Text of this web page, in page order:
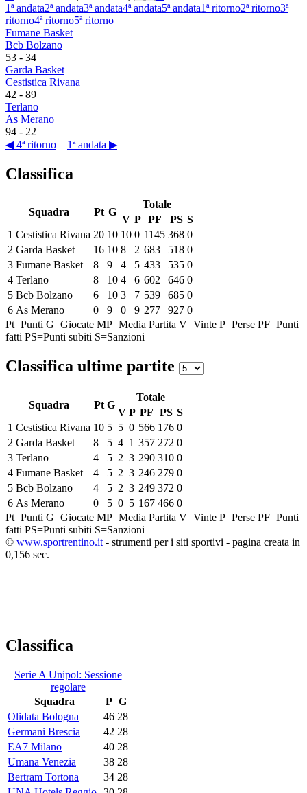
1ª andata2ª andata3ª andata4ª andata5ª andata1ª ritorno2ª ritorno3ª
ritorno4ª ritorno5ª ritorno
Fumane Basket
Bcb Bolzano
53 - 34
Garda Basket
Cestistica Rivana
42 - 89
Terlano
As Merano
94 - 22
◀ 4ª ritorno
1ª andata ▶
Classifica
Squadra Pt G
Totale
V P PF PS S
1 Cestistica Rivana 20 10 10 0 1145 368 0
2 Garda Basket 16 10 8 2 683 518 0
3 Fumane Basket 8 9 4 5 433 535 0
4 Terlano 8 10 4 6 602 646 0
5 Bcb Bolzano 6 10 3 7 539 685 0
6 As Merano 0 9 0 9 277 927 0
Pt=Punti G=Giocate MP=Media Partita V=Vinte P=Perse PF=Punti
fatti PS=Punti subiti S=Sanzioni
Classifica ultime partite
Squadra Pt G
Totale
V P PF PS S
1 Cestistica Rivana 10 5 5 0 566 176 0
2 Garda Basket 8 5 4 1 357 272 0
3 Terlano 4 5 2 3 290 310 0
4 Fumane Basket 4 5 2 3 246 279 0
5 Bcb Bolzano 4 5 2 3 249 372 0
6 As Merano 0 5 0 5 167 466 0
Pt=Punti G=Giocate MP=Media Partita V=Vinte P=Perse PF=Punti
fatti PS=Punti subiti S=Sanzioni
© www.sportrentino.it - strumenti per i siti sportivi - pagina creata in
0,156 sec.
Classifica
Serie A Unipol: Sessione
regolare
Squadra
P G
Olidata Bologna
46 28
Germani Brescia
42 28
EA7 Milano
40 28
Umana Venezia
38 28
Bertram Tortona
34 28